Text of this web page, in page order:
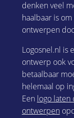
denken veel
haalbaar is
ontwerpen
Logosnel.nl is
ontwerp ook
betaalbaar
helemaal op
Een logo
ontwerpen